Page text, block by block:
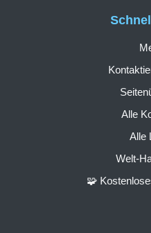
Alle
Alle
Welt-
🧩